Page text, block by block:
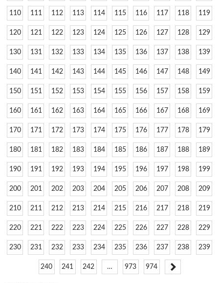
110 111 112 113 114 115 116 117 118 119
120 121 122 123 124 125 126 127 128 129
130 131 132 133 134 135 136 137 138 139
140 141 142 143 144 145 146 147 148 149
150 151 152 153 154 155 156 157 158 159
160 161 162 163 164 165 166 167 168 169
170 171 172 173 174 175 176 177 178 179
180 181 182 183 184 185 186 187 188 189
190 191 192 193 194 195 196 197 198 199
200 201 202 203 204 205 206 207 208 209
210 211 212 213 214 215 216 217 218 219
220 221 222 223 224 225 226 227 228 229
230 231 232 233 234 235 236 237 238 239
240 241 242 … 973 974